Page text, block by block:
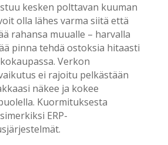
kesken polttavan kuuman
olla lähes varma siitä että
rahansa muualle – harvalla
pinna tehdä ostoksia hitaasti
Verkon
ei rajoitu pelkästään
näkee ja kokee
Kuormituksesta
ERP-